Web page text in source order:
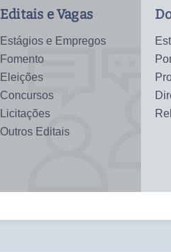
Editais e Vagas
Estágios e Empregos
Fomento
Eleições
Concursos
Licitações
Outros Editais